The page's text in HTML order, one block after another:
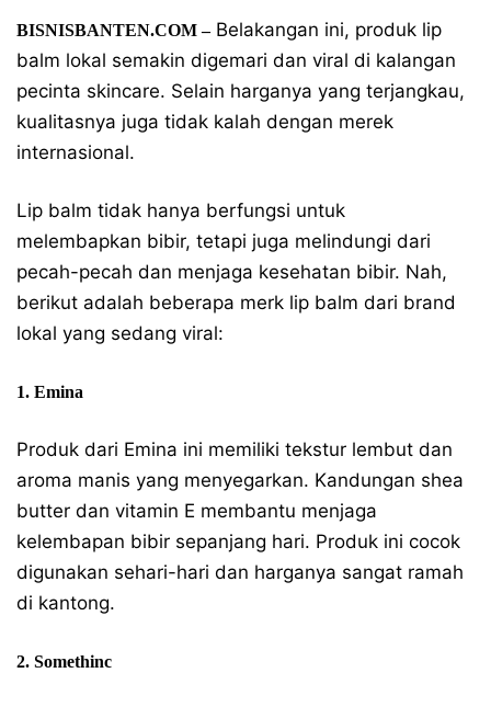
BISNISBANTEN.COM –Belakangan ini, produk lip
balm lokal semakin digemari dan viral di kalangan
pecinta skincare. Selain harganya yang terjangkau,
kualitasnya juga tidak kalah dengan merek
internasional.
Lip balm tidak hanya berfungsi untuk
melembapkan bibir, tetapi juga melindungi dari
pecah-pecah dan menjaga kesehatan bibir. Nah,
berikut adalah beberapa merk lip balm dari brand
lokal yang sedang viral:
1. Emina
Produk dari Emina ini memiliki tekstur lembut dan
aroma manis yang menyegarkan. Kandungan shea
butter dan vitamin E membantu menjaga
kelembapan bibir sepanjang hari. Produk ini cocok
digunakan sehari-hari dan harganya sangat ramah
di kantong.
2. Somethinc